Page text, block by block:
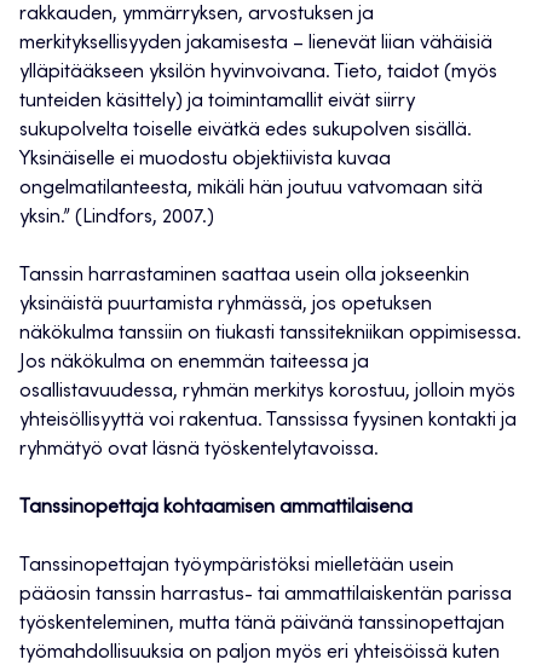
rakkauden, ymmärryksen, arvostuksen ja
merkityksellisyyden jakamisesta – lienevät liian vähäisiä
ylläpitääkseen yksilön hyvinvoivana. Tieto, taidot (myös
tunteiden käsittely) ja toimintamallit eivät siirry
sukupolvelta toiselle eivätkä edes sukupolven sisällä.
Yksinäiselle ei muodostu objektiivista kuvaa
ongelmatilanteesta, mikäli hän joutuu vatvomaan sitä
yksin.” (Lindfors, 2007.)
Tanssin harrastaminen saattaa usein olla jokseenkin
yksinäistä puurtamista ryhmässä, jos opetuksen
näkökulma tanssiin on tiukasti tanssitekniikan oppimisessa.
Jos näkökulma on enemmän taiteessa ja
osallistavuudessa, ryhmän merkitys korostuu, jolloin myös
yhteisöllisyyttä voi rakentua. Tanssissa fyysinen kontakti ja
ryhmätyö ovat läsnä työskentelytavoissa.
Tanssinopettaja kohtaamisen ammattilaisena
Tanssinopettajan työympäristöksi mielletään usein
pääosin tanssin harrastus- tai ammattilaiskentän parissa
työskenteleminen, mutta tänä päivänä tanssinopettajan
työmahdollisuuksia on paljon myös eri yhteisöissä kuten